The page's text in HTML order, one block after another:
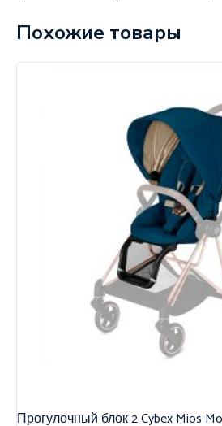
Похожие товары
Прогулочный блок 2 Cybex Mios